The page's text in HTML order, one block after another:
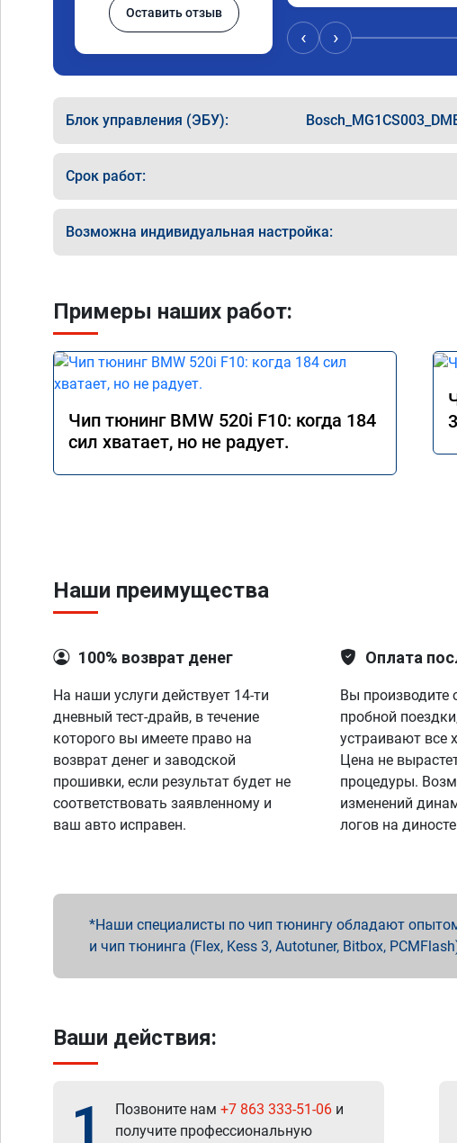
Оставить отзыв
‹ ›
Блок управления (ЭБУ):
Срок работ:
Возможна индивидуальная настройка:
Примеры наших работ:
Чип тюнинг BMW 520i F10: когда 184
сил хватает, но не радует.
Наши преимущества
100% возврат денег
На наши услуги действует 14-ти
дневный тест-драйв, в течение
которого вы имеете право на
возврат денег и заводской
прошивки, если результат будет не
соответствовать заявленному и
ваш авто исправен.
Оплата
Вы производите
пробной
устраивают все
Цена не
процедуры.
изменений
логов на
Наши специалисты по чип тюнингу обладают
и чип тюнинга (Flex, Kess 3, Autotuner, Bitbox,
Ваши действия:
1 Позвоните нам +7 863 333-51-06 и
получите профессиональную